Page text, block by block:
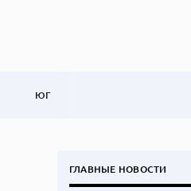
ЮГ
ГЛАВНЫЕ НОВОСТИ